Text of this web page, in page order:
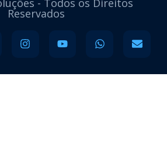
- Todos os Direitos
Reservados